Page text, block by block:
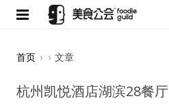
首页 › › 文章
杭州凯悦酒店湖滨28餐厅